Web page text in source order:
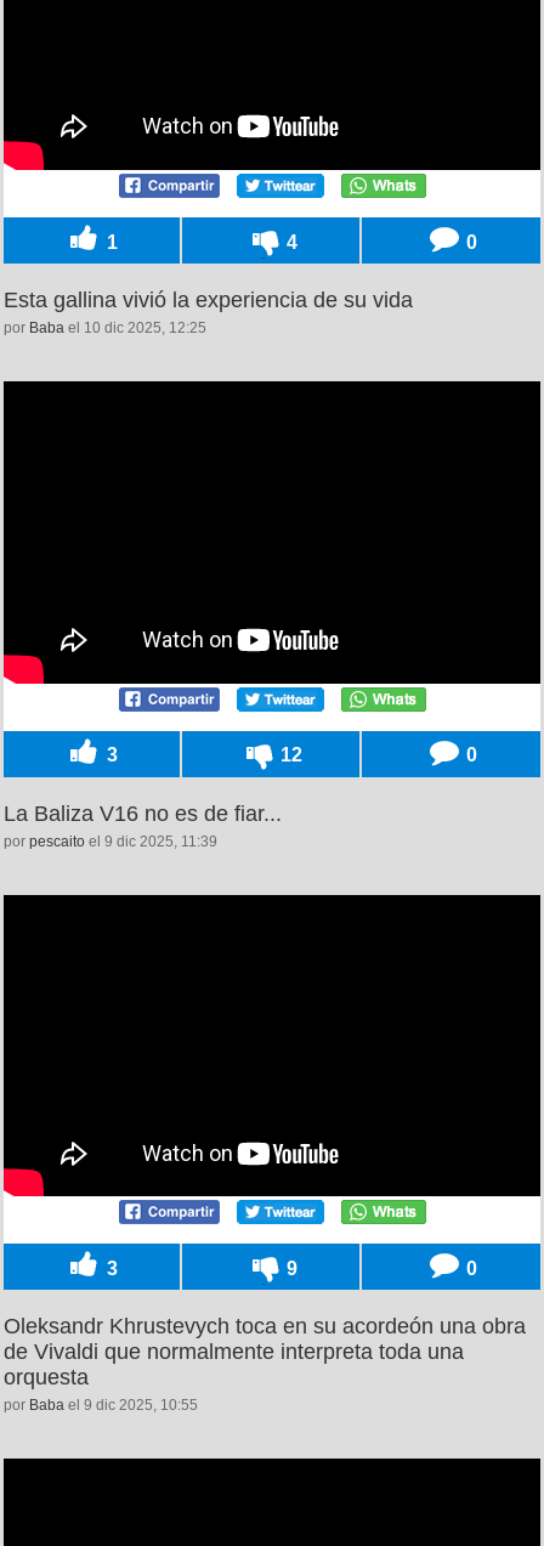
1 4 0
Esta gallina vivió la experiencia de su vida
por Baba el 10 dic 2025, 12:25
3 12 0
La Baliza V16 no es de fiar...
por pescaito el 9 dic 2025, 11:39
3 9 0
Oleksandr Khrustevych toca en su acordeón una obra
de Vivaldi que normalmente interpreta toda una
orquesta
por Baba el 9 dic 2025, 10:55